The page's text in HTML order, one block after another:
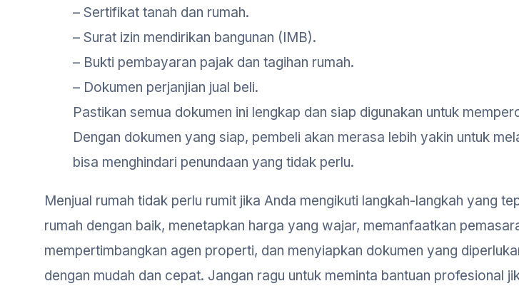
– Sertifikat tanah dan rumah.
– Surat izin mendirikan bangunan (IMB).
– Bukti pembayaran pajak dan tagihan rumah.
– Dokumen perjanjian jual beli.
Pastikan semua dokumen ini lengkap dan siap digunakan untuk
Dengan dokumen yang siap, pembeli akan merasa lebih yakin untuk
bisa menghindari penundaan yang tidak perlu.
Menjual rumah tidak perlu rumit jika Anda mengikuti langkah-langkah yang
rumah dengan baik, menetapkan harga yang wajar, memanfaatkan
mempertimbangkan agen properti, dan menyiapkan dokumen yang
dengan mudah dan cepat. Jangan ragu untuk meminta bantuan profesional